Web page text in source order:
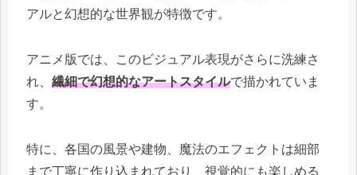
アルと幻想的な世界観が特徴です。
アニメ版では、このビジュアル表現がさらに洗練さ
れ、 繊細で幻想的なアートスタイルで描かれていま
す。
特に、各国の風景や建物、魔法のエフェクトは細部
まで丁寧に作り込まれており、視覚的にも楽しめる